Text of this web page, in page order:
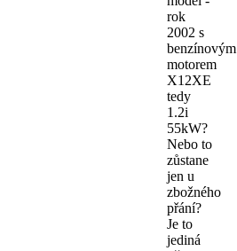
rok
2002 s
benzínovým
motorem
X12XE
tedy
1.2i
55kW?
Nebo to
zůstane
jen u
zbožného
přání?
Je to
jediná